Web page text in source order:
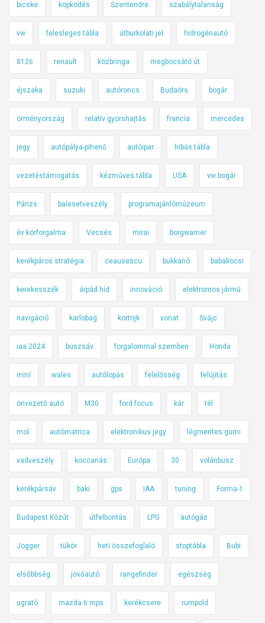
bicske köpködés Szentendre szabálytalanság
vw felesleges tábla útburkolati jel hidrogénautó
8126 renault közbringa megbocsátó út
éjszaka suzuki autóroncs Budaörs bogár
örményország relatív gyorshajtás francia mercedes
jegy autópálya-pihenő autóipar hibás tábla
vezetéstámogatás kézműves tábla USA vw bogár
Párizs balesetveszély programajánlómúzeum
év körforgalma Vecsés mirai borgwarner
kerékpáros stratégia ceausescu bukkanó babakocsi
kerekesszék árpád híd innováció elektromos jármű
navigáció karlobag kortrijk vonat Svájc
iaa 2024 buszsáv forgalommal szemben Honda
mini wales autólopás felelősség felújítás
önvezető autó M30 ford focus kár tél
mol autómatrica elektronikus jegy légmentes gumi
vadveszély koccanás Európa 30 volánbusz
kerékpársáv baki gps IAA tuning Forma-1
Budapest Közút útfelbontás LPG autógáz
Jogger tükör heti összefoglaló stoptábla Bubi
elsőbbség jövőautó rangefinder egészség
ugrató mazda 6 mps kerékcsere rumpold